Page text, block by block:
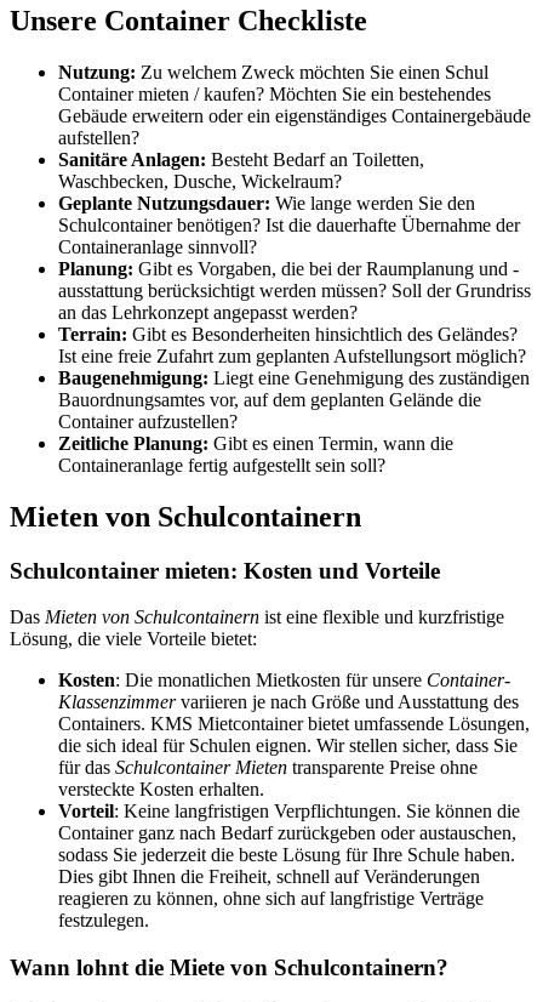
Unsere Container Checkliste
Nutzung: Zu welchem Zweck möchten Sie einen Schul
Container mieten / kaufen? Möchten Sie ein bestehendes
Gebäude erweitern oder ein eigenständiges Containergebäude
aufstellen?
Sanitäre Anlagen: Besteht Bedarf an Toiletten,
Waschbecken, Dusche, Wickelraum?
Geplante Nutzungsdauer: Wie lange werden Sie den
Schulcontainer benötigen? Ist die dauerhafte Übernahme der
Containeranlage sinnvoll?
Planung: Gibt es Vorgaben, die bei der Raumplanung und -
ausstattung berücksichtigt werden müssen? Soll der Grundriss
an das Lehrkonzept angepasst werden?
Terrain: Gibt es Besonderheiten hinsichtlich des Geländes?
Ist eine freie Zufahrt zum geplanten Aufstellungsort möglich?
Baugenehmigung: Liegt eine Genehmigung des zuständigen
Bauordnungsamtes vor, auf dem geplanten Gelände die
Container aufzustellen?
Zeitliche Planung: Gibt es einen Termin, wann die
Containeranlage fertig aufgestellt sein soll?
Mieten von Schulcontainern
Schulcontainer mieten: Kosten und Vorteile
Das Mieten von Schulcontainern ist eine flexible und kurzfristige
Lösung, die viele Vorteile bietet:
Kosten: Die monatlichen Mietkosten für unsere Container-
Klassenzimmervariieren je nach Größe und Ausstattung des
Containers. KMS Mietcontainer bietet umfassende Lösungen,
die sich ideal für Schulen eignen. Wir stellen sicher, dass Sie
für das Schulcontainer Mieten transparente Preise ohne
versteckte Kosten erhalten.
Vorteil: Keine langfristigen Verpflichtungen. Sie können die
Container ganz nach Bedarf zurückgeben oder austauschen,
sodass Sie jederzeit die beste Lösung für Ihre Schule haben.
Dies gibt Ihnen die Freiheit, schnell auf Veränderungen
reagieren zu können, ohne sich auf langfristige Verträge
festzulegen.
Wann lohnt die Miete von Schulcontainern?